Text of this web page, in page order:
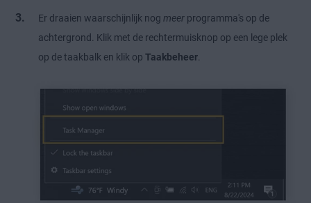
Er draaien waarschijnlijk nog meer programma's op de
achtergrond. Klik met de rechtermuisknop op een lege plek
op de taakbalk en klik op Taakbeheer